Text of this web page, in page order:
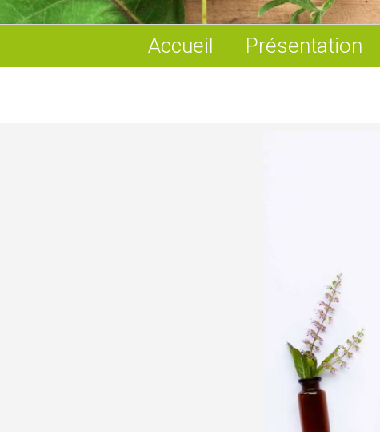
Accueil Présentation